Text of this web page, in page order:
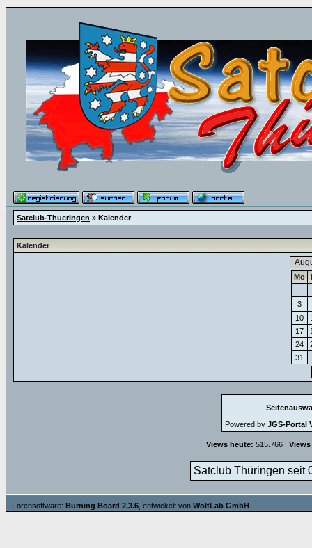
Satclub-Thueringen » Kalender
Kalender
Mo
3
10
17
24
31
Powered by JGS-Portal
Views heute: 515.766 |
Satclub Thüringen seit
Forensoftware: Burning Board 2.3.6 , entwickelt von WoltLab GmbH